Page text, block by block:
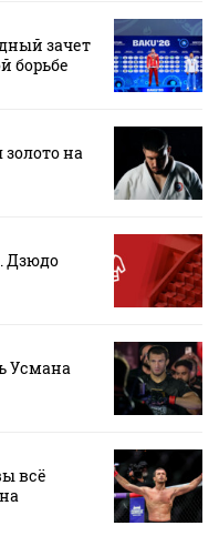
зачет
борьбе
на
Дзюдо
Усмана
всё